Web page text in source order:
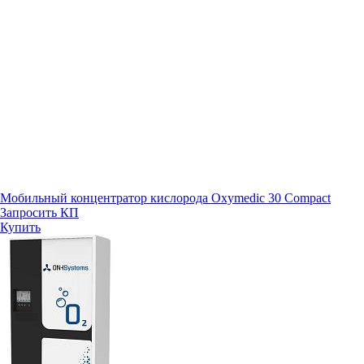
Мобильный концентратор кислорода Oxymedic 30 Compact
Запросить КП
Купить